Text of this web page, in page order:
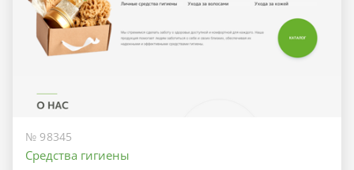
№ 98345
Средства гигиены